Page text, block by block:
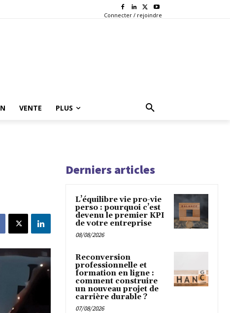
Connecter / rejoindre
VENTE PLUS
Derniers articles
L’équilibre vie pro-vie
perso : pourquoi c’est
devenu le premier KPI
de votre entreprise
08/08/2026
Reconversion
professionnelle et
formation en ligne :
comment construire
un nouveau projet de
carrière durable ?
07/08/2026